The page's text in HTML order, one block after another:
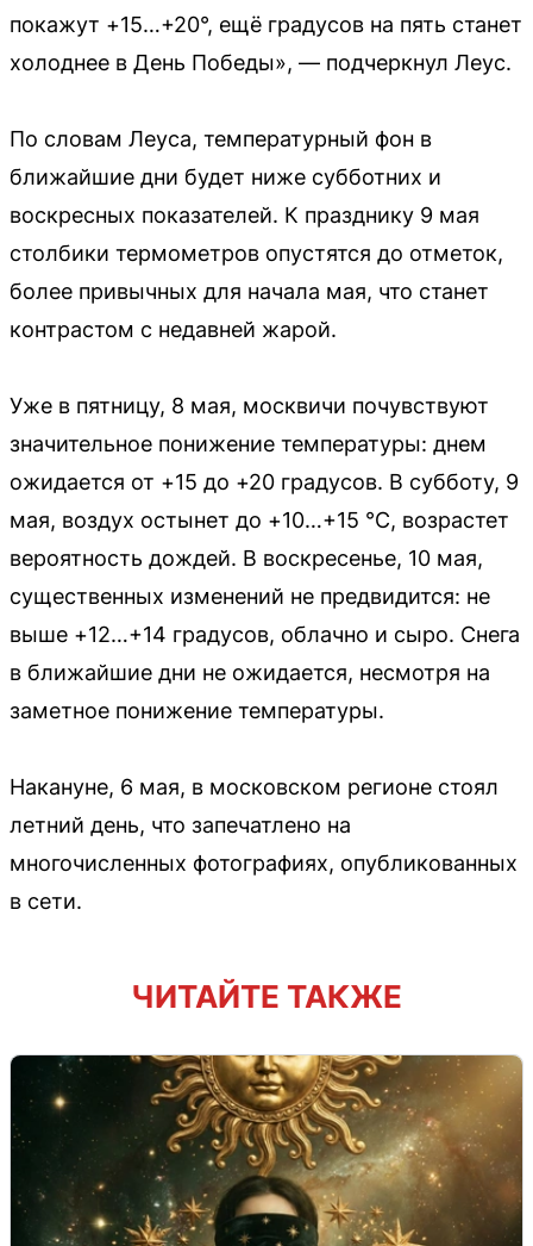
покажут +15…+20°, ещё градусов на пять станет
холоднее в День Победы», — подчеркнул Леус.
По словам Леуса, температурный фон в
ближайшие дни будет ниже субботних и
воскресных показателей. К празднику 9 мая
столбики термометров опустятся до отметок,
более привычных для начала мая, что станет
контрастом с недавней жарой.
Уже в пятницу, 8 мая, москвичи почувствуют
значительное понижение температуры: днем
ожидается от +15 до +20 градусов. В субботу, 9
мая, воздух остынет до +10…+15 °C, возрастет
вероятность дождей. В воскресенье, 10 мая,
существенных изменений не предвидится: не
выше +12…+14 градусов, облачно и сыро. Снега
в ближайшие дни не ожидается, несмотря на
заметное понижение температуры.
Накануне, 6 мая, в московском регионе стоял
летний день, что запечатлено на
многочисленных фотографиях, опубликованных
в сети.
ЧИТАЙТЕ ТАКЖЕ